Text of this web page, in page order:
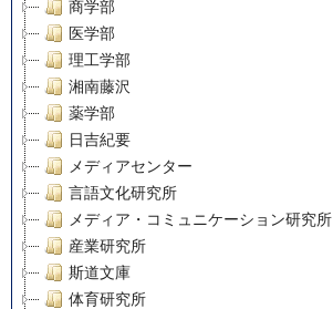
商学部
医学部
理工学部
湘南藤沢
薬学部
日吉紀要
メディアセンター
言語文化研究所
メディア・コミュニケーション研究所
産業研究所
斯道文庫
体育研究所